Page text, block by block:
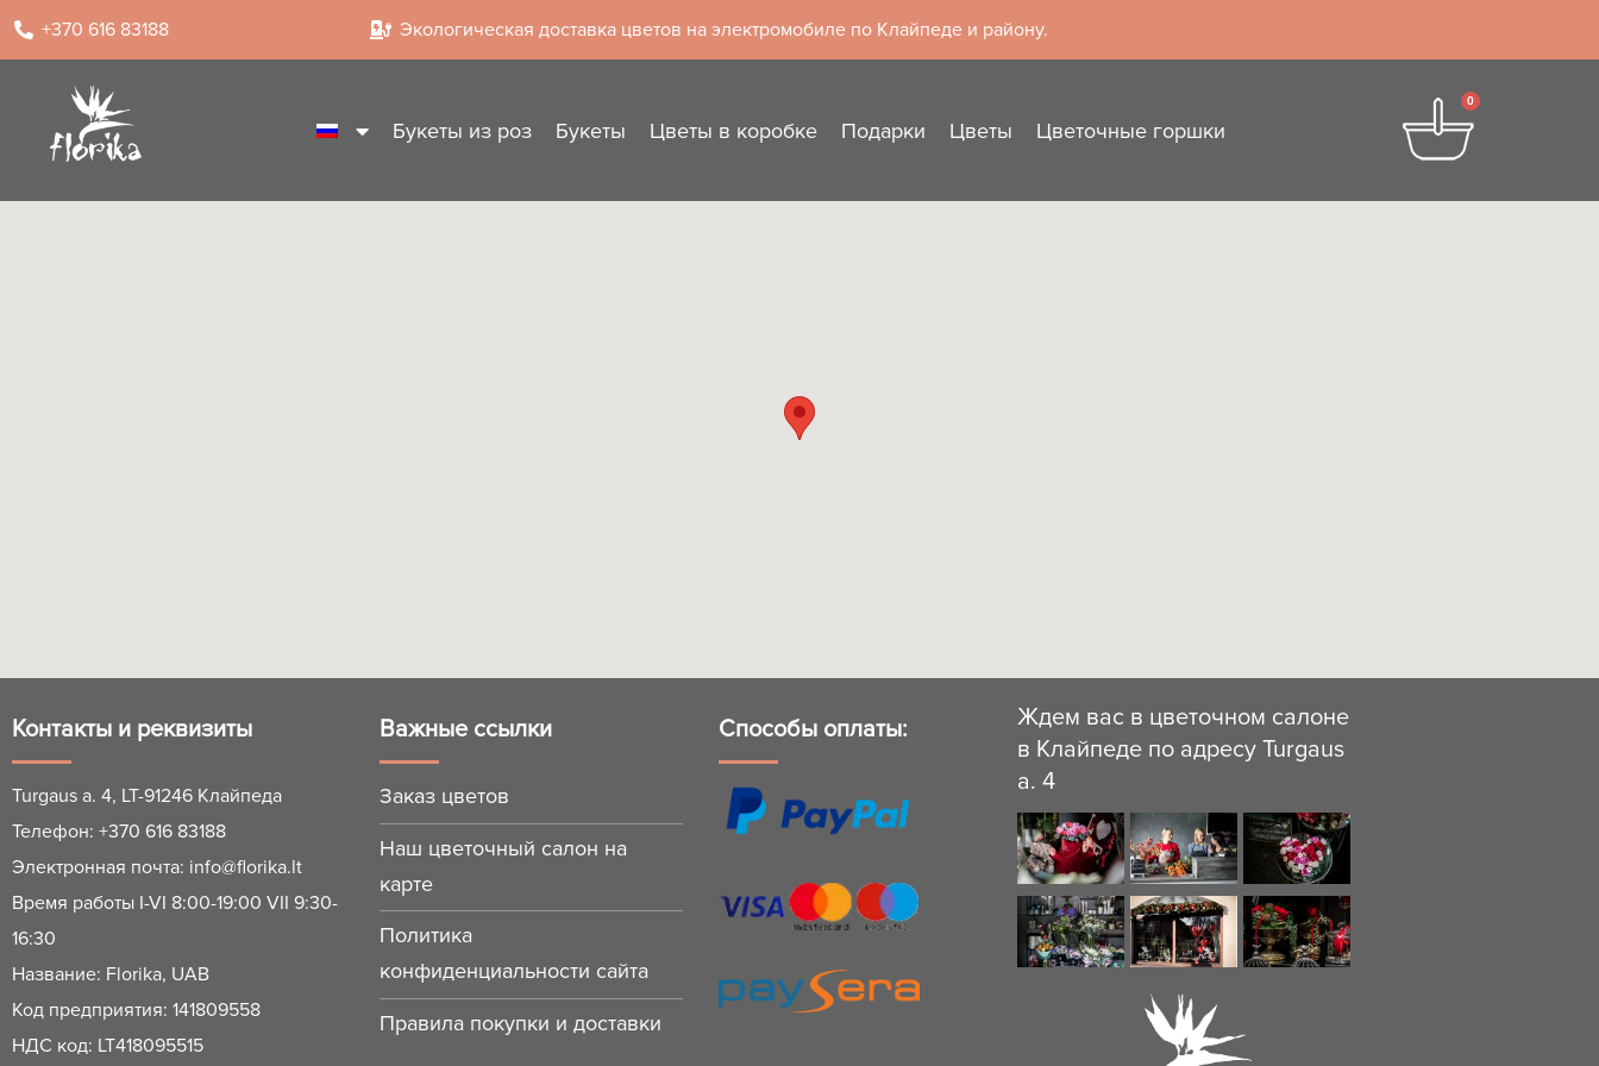
+370 616 83188 Экологическая доставка цветов на электромобиле по Клайпеде и району.
Букеты из роз Букеты Цветы в коробке Подарки Цветы Цветочные горшки
0
Контакты и реквизиты
Turgaus a. 4, LT-91246 Клайпеда
Телефон: +370 616 83188
Электронная почта: info@florika.lt
Время работы I-VI 8:00-19:00 VII 9:30-
16:30
Название: Florika, UAB
Код предприятия: 141809558
НДС код: LT418095515
Важные ссылки
Заказ цветов
Наш цветочный салон на
карте
Политика
конфиденциальности сайта
Правила покупки и доставки
Способы оплаты:
Ждем вас в цветочном салоне
в Клайпеде по адресу Turgaus
a. 4